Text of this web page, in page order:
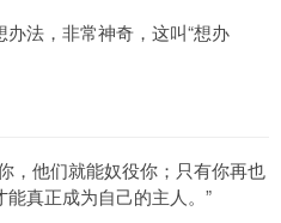
法，非常神奇，这叫“想办
，他们就能奴役你；只有你再也
真正成为自己的主人。”